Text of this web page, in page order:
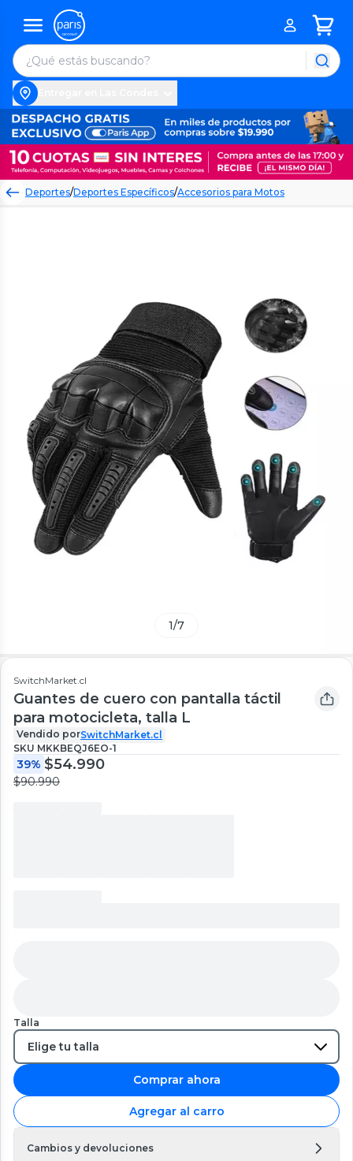
Deportes/Deportes Específicos/Accesorios para Motos
1/7
SwitchMarket.cl
Guantes de cuero con pantalla táctil
para motocicleta, talla L
Vendido porSwitchMarket.cl
SKU MKKBEQJ6EO-1
39% $54.990
$90.990
Talla
Comprar ahora
Agregar al carro
Cambios y devoluciones